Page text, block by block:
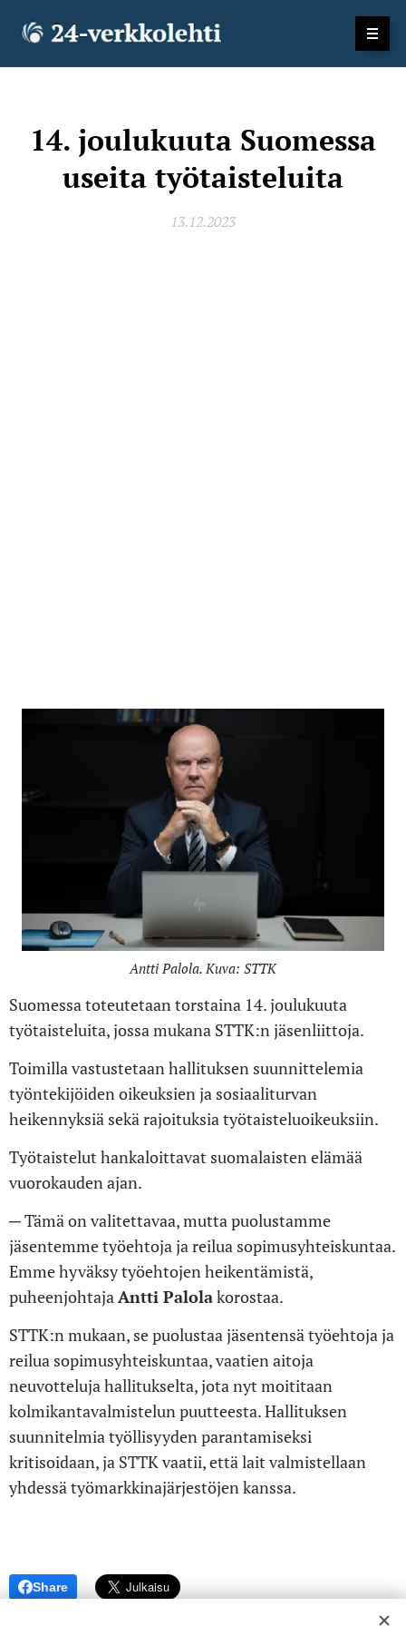
14. joulukuuta Suomessa
useita työtaisteluita
13.12.2023
Antti Palola. Kuva: STTK
Suomessa toteutetaan torstaina 14. joulukuuta
työtaisteluita, jossa mukana STTK:n jäsenliittoja.
Toimilla vastustetaan hallituksen suunnittelemia
työntekijöiden oikeuksien ja sosiaaliturvan
heikennyksiä sekä rajoituksia työtaisteluoikeuksiin.
Työtaistelut hankaloittavat suomalaisten elämää
vuorokauden ajan.
─ Tämä on valitettavaa, mutta puolustamme
jäsentemme työehtoja ja reilua sopimusyhteiskuntaa.
Emme hyväksy työehtojen heikentämistä,
puheenjohtaja Antti Palolakorostaa.
STTK:n mukaan, se puolustaa jäsentensä työehtoja ja
reilua sopimusyhteiskuntaa, vaatien aitoja
neuvotteluja hallitukselta, jota nyt moititaan
kolmikantavalmistelun puutteesta. Hallituksen
suunnitelmia työllisyyden parantamiseksi
kritisoidaan, ja STTK vaatii, että lait valmistellaan
yhdessä työmarkkinajärjestöjen kanssa.
Share